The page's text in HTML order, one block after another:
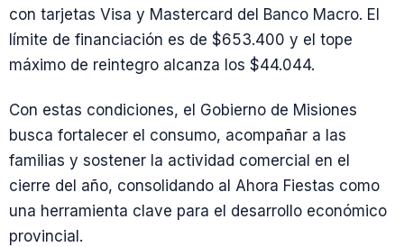
con tarjetas Visa y Mastercard del Banco Macro. El
límite de financiación es de $653.400 y el tope
máximo de reintegro alcanza los $44.044.
Con estas condiciones, el Gobierno de Misiones
busca fortalecer el consumo, acompañar a las
familias y sostener la actividad comercial en el
cierre del año, consolidando al Ahora Fiestas como
una herramienta clave para el desarrollo económico
provincial.